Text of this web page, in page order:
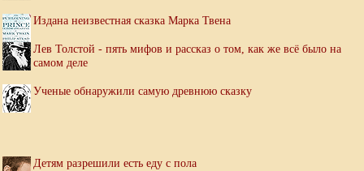
Издана неизвестная сказка Марка Твена
Лев Толстой - пять мифов и рассказ о том, как же всё было на
самом деле
Ученые обнаружили самую древнюю сказку
Детям разрешили есть еду с пола